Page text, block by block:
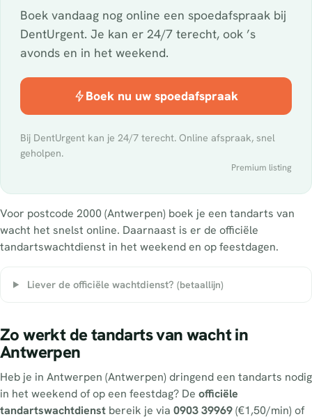
Boek vandaag nog online een spoedafspraak bij
DentUrgent. Je kan er 24/7 terecht, ook ’s
avonds en in het weekend.
Boek nu uw spoedafspraak
Bij DentUrgent kan je 24/7 terecht. Online afspraak, snel
geholpen.
Premium listing
Voor postcode 2000 (Antwerpen) boek je een tandarts van
wacht het snelst online. Daarnaast is er de officiële
tandartswachtdienst in het weekend en op feestdagen.
Liever de officiële wachtdienst? (betaallijn)
Zo werkt de tandarts van wacht in
Antwerpen
Heb je in Antwerpen (Antwerpen) dringend een tandarts nodig
in het weekend of op een feestdag? De officiële
tandartswachtdienst bereik je via 0903 39969(€1,50/min) of